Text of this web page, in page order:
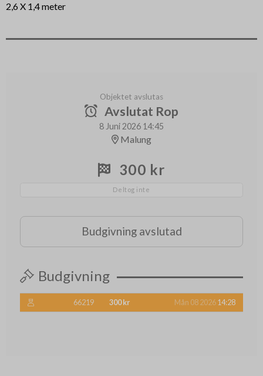
2,6 X 1,4 meter
Objektet avslutas
Avslutat Rop
8 Juni 2026 14:45
Malung
300 kr
Deltog inte
Budgivning avslutad
Budgivning
66219 300 kr Mån 08 202614:28